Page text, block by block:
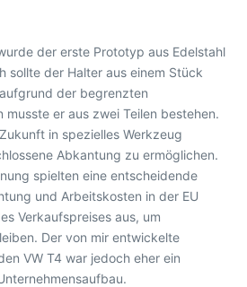
der erste Prototyp aus Edelstahl
sollte der Halter aus einem Stück
der begrenzten
er aus zwei Teilen bestehen.
in spezielles Werkzeug
Abkantung zu ermöglichen.
spielten eine entscheidende
und Arbeitskosten in der EU
Verkaufspreises aus, um
Der von mir entwickelte
VW T4 war jedoch eher ein